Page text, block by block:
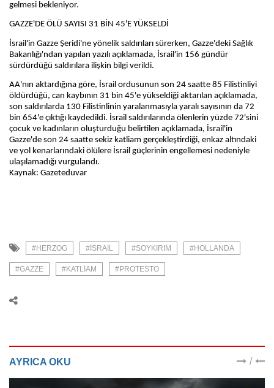
gelmesi bekleniyor.
GAZZE'DE ÖLÜ SAYISI 31 BİN 45'E YÜKSELDİ
İsrail'in Gazze Şeridi'ne yönelik saldırıları sürerken, Gazze'deki Sağlık
Bakanlığı'ndan yapılan yazılı açıklamada, İsrail'in 156 gündür
sürdürdüğü saldırılara ilişkin bilgi verildi.
AA'nın aktardığına göre, İsrail ordusunun son 24 saatte 85 Filistinliyi
öldürdüğü, can kaybının 31 bin 45'e yükseldiği aktarılan açıklamada,
son saldırılarda 130 Filistinlinin yaralanmasıyla yaralı sayısının da 72
bin 654'e çıktığı kaydedildi. İsrail saldırılarında ölenlerin yüzde 72'sini
çocuk ve kadınların oluşturduğu belirtilen açıklamada, İsrail'in
Gazze'de son 24 saatte sekiz katliam gerçekleştirdiği, enkaz altındaki
ve yol kenarlarındaki ölülere İsrail güçlerinin engellemesi nedeniyle
ulaşılamadığı vurgulandı.
Kaynak: Gazeteduvar
#HERZOG #ISRAIL #SOYKIRIM #HOLLANDA
#GAZZE #KATLIAM #PROTESTO
AYRICA OKU /